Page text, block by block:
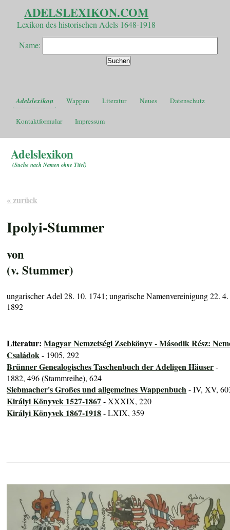
ADELSLEXIKON.COM
Lexikon des historischen Adels 1648-1918
Name:
Adelslexikon Wappen Literatur Neues Datenschutz
Kontaktformular Impressum
Adelslexikon
(Suche nach Namen ohne Titel)
« zurück
Ipolyi-Stummer
von
(v. Stummer)
ungarischer Adel 28. 10. 1741; ungarische Namenvereinigung 22. 4.
1892
Literatur:Magyar Nemzetségi Zsebkönyv - Második Rész:
Családok- 1905, 292
Brünner Genealogisches Taschenbuch der Adeligen Häuser-
1882, 496 (Stammreihe), 624
Siebmacher's Großes und allgemeines Wappenbuch- IV, XV,
Királyi Könyvek 1527-1867- XXXIX, 220
Királyi Könyvek 1867-1918- LXIX, 359